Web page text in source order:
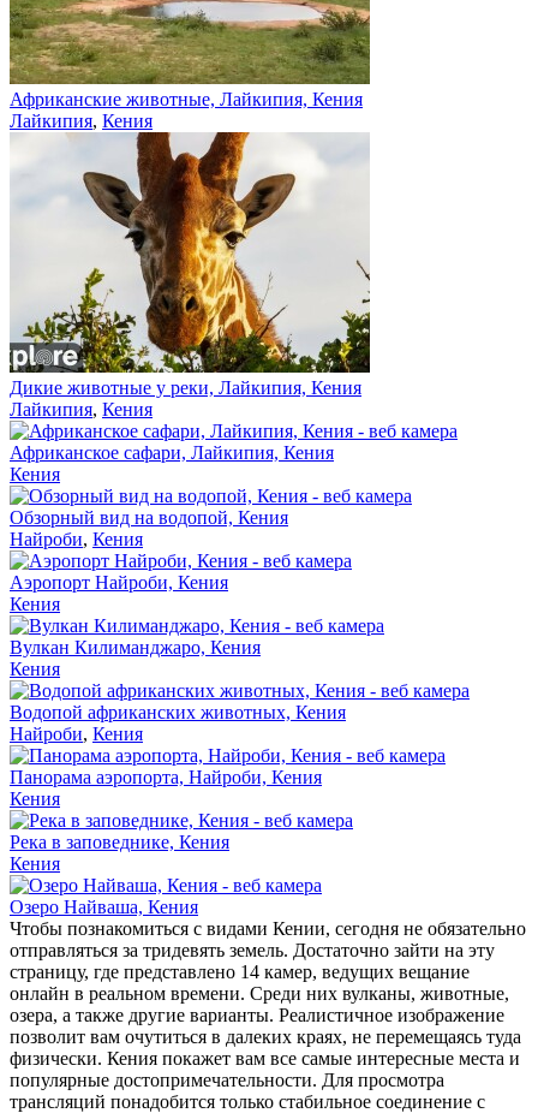
Африканские животные, Лайкипия, Кения
Лайкипия, Кения
Дикие животные у реки, Лайкипия, Кения
Лайкипия, Кения
Африканское сафари, Лайкипия, Кения
Кения
Обзорный вид на водопой, Кения
Найроби, Кения
Аэропорт Найроби, Кения
Кения
Вулкан Килиманджаро, Кения
Кения
Водопой африканских животных, Кения
Найроби, Кения
Панорама аэропорта, Найроби, Кения
Кения
Река в заповеднике, Кения
Кения
Озеро Найваша, Кения
Чтобы познакомиться с видами Кении, сегодня не обязательно
отправляться за тридевять земель. Достаточно зайти на эту
страницу, где представлено 14 камер, ведущих вещание
онлайн в реальном времени. Среди них вулканы, животные,
озера, а также другие варианты. Реалистичное изображение
позволит вам очутиться в далеких краях, не перемещаясь туда
физически. Кения покажет вам все самые интересные места и
популярные достопримечательности. Для просмотра
трансляций понадобится только стабильное соединение с